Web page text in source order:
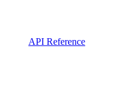
API Reference